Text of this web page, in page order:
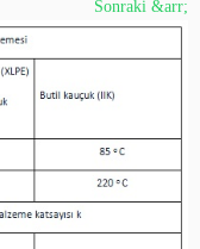
Sonraki &arr;